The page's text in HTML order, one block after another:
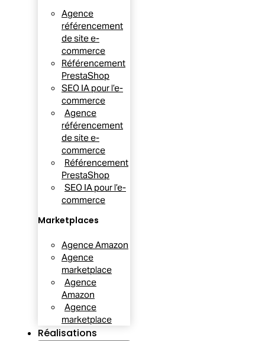
Agence
référencement
de site e-
commerce
Référencement
PrestaShop
SEO IA pour l’e-
commerce
Agence
référencement
de site e-
commerce
Référencement
PrestaShop
SEO IA pour l’e-
commerce
Marketplaces
Agence Amazon
Agence
marketplace
Agence
Amazon
Agence
marketplace
Réalisations